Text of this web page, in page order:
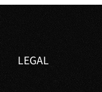
LEGAL